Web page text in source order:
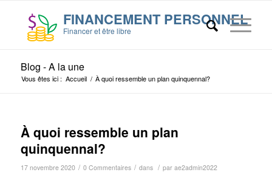
Blog - A la une
Vous êtes ici : Accueil / À quoi ressemble un plan quinquennal?
À quoi ressemble un plan
quinquennal?
17 novembre 2020 / 0 Commentaires / dans / par ae2admin2022